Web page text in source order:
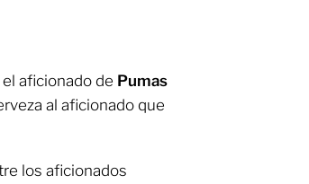
aficionado de Pumas
al aficionado que
los aficionados